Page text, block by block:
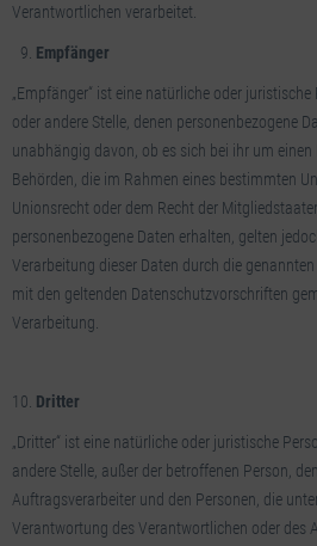
Verantwortlichen verarbeitet.
Empfänger
„Empfänger“ ist eine natürliche oder
oder andere Stelle, denen personenbezogene
unabhängig davon, ob es sich bei ihr um einen
Behörden, die im Rahmen eines bestimmten
Unionsrecht oder dem Recht der
personenbezogene Daten erhalten, gelten
Verarbeitung dieser Daten durch die
mit den geltenden Datenschutzvorschriften
Verarbeitung.
Dritter
„Dritter“ ist eine natürliche oder juristische
andere Stelle, außer der betroffenen Person,
Auftragsverarbeiter und den Personen, die
Verantwortung des Verantwortlichen oder des